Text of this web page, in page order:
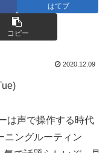
はてブ
コピー
2020.12.09
は声で操作する時代
ニングルーティン